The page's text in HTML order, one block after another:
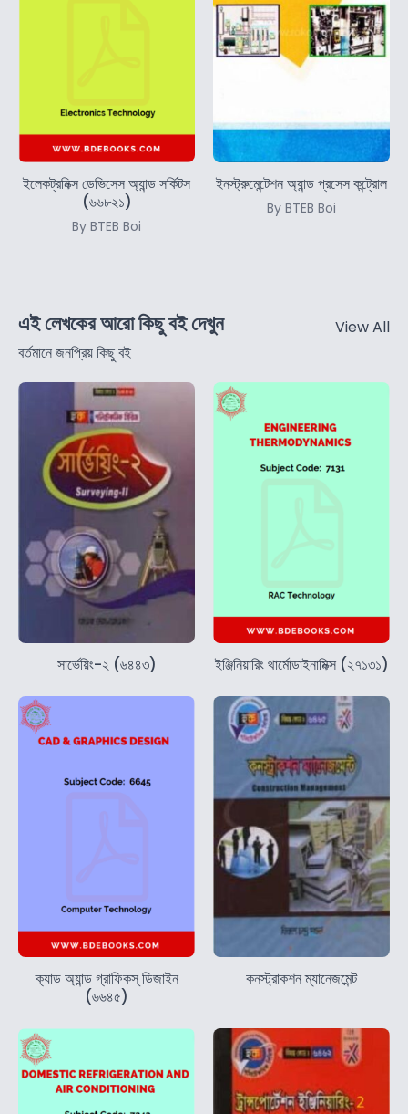
ইলেকট্রনিক্স ডেভিসেস অ্যান্ড সর্কিটস
(৬৬৮২১)
By BTEB Boi
ইনস্ট্রুমেন্টেশন অ্যান্ড প্রসেস কন্ট্রোল
By BTEB Boi
এই লেখকের আরো কিছু বই দেখুন
বর্তমানে জনপ্রিয় কিছু বই
View All
সার্ভেয়িং-২ (৬৪৪৩) ইঞ্জিনিয়ারিং থার্মোডাইনামিক্স (২৭১৩১)
ক্যাড অ্যান্ড গ্রাফিকস্‌ ডিজাইন
(৬৬৪৫)
কনস্ট্রাকশন ম্যানেজমেন্ট